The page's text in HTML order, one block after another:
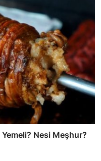
Nesi Meşhur?